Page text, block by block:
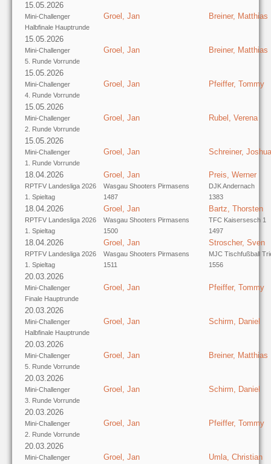
15.05.2026
Mini-Challenger
Halbfinale Hauptrunde
Groel, Jan Breiner, Matthias
15.05.2026
Mini-Challenger
5. Runde Vorrunde
Groel, Jan Breiner, Matthias
15.05.2026
Mini-Challenger
4. Runde Vorrunde
Groel, Jan Pfeiffer, Tommy
15.05.2026
Mini-Challenger
2. Runde Vorrunde
Groel, Jan Rubel, Verena
15.05.2026
Mini-Challenger
1. Runde Vorrunde
Groel, Jan Schreiner, Joshua
18.04.2026
RPTFV Landesliga 2026
1. Spieltag
Groel, Jan
Wasgau Shooters Pirmasens
1487
Preis, Werner
DJK Andernach
1383
18.04.2026
RPTFV Landesliga 2026
1. Spieltag
Groel, Jan
Wasgau Shooters Pirmasens
1500
Bartz, Thorsten
TFC Kaisersesch 1
1497
18.04.2026
RPTFV Landesliga 2026
1. Spieltag
Groel, Jan
Wasgau Shooters Pirmasens
1511
Stroscher, Sven
MJC Tischfußball
1556
20.03.2026
Mini-Challenger
Finale Hauptrunde
Groel, Jan Pfeiffer, Tommy
20.03.2026
Mini-Challenger
Halbfinale Hauptrunde
Groel, Jan Schirm, Daniel
20.03.2026
Mini-Challenger
5. Runde Vorrunde
Groel, Jan Breiner, Matthias
20.03.2026
Mini-Challenger
3. Runde Vorrunde
Groel, Jan Schirm, Daniel
20.03.2026
Mini-Challenger
2. Runde Vorrunde
Groel, Jan Pfeiffer, Tommy
20.03.2026
Mini-Challenger Groel, Jan Umla, Christian